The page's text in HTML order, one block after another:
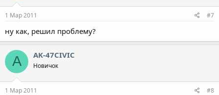
1 Мар 2011 #7
ну как, решил проблему?
A AK-47CIVIC
Новичок
1 Мар 2011 #8